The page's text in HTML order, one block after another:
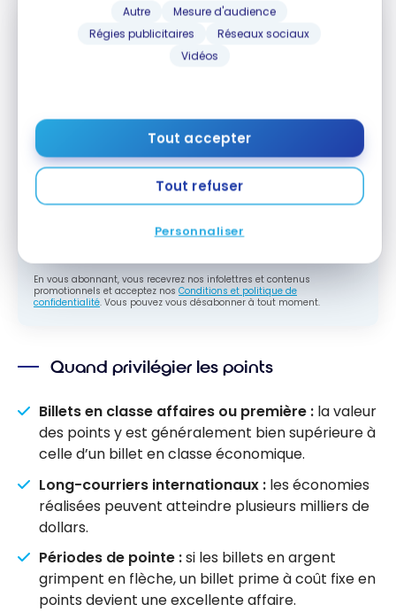
Autre
Mesure d'audience
Régies publicitaires
Réseaux sociaux
Vidéos
Tout accepter
Tout refuser
Personnaliser
Abonnez-vous gratuitement à l'infolettre
crédit, livrées chaque semaine dans votre
boîte courriel.
Adresse courriel
M'ABONNER
En vous abonnant, vous recevrez nos infolettres et contenus
promotionnels et acceptez nos Conditions et politique de
confidentialité. Vous pouvez vous désabonner à tout moment.
Quand privilégier les points
Billets en classe affaires ou première : la valeur
des points y est généralement bien supérieure à
celle d’un billet en classe économique.
Long-courriers internationaux : les économies
réalisées peuvent atteindre plusieurs milliers de
dollars.
Périodes de pointe :si les billets en argent
grimpent en flèche, un billet prime à coût fixe en
points devient une excellente affaire.